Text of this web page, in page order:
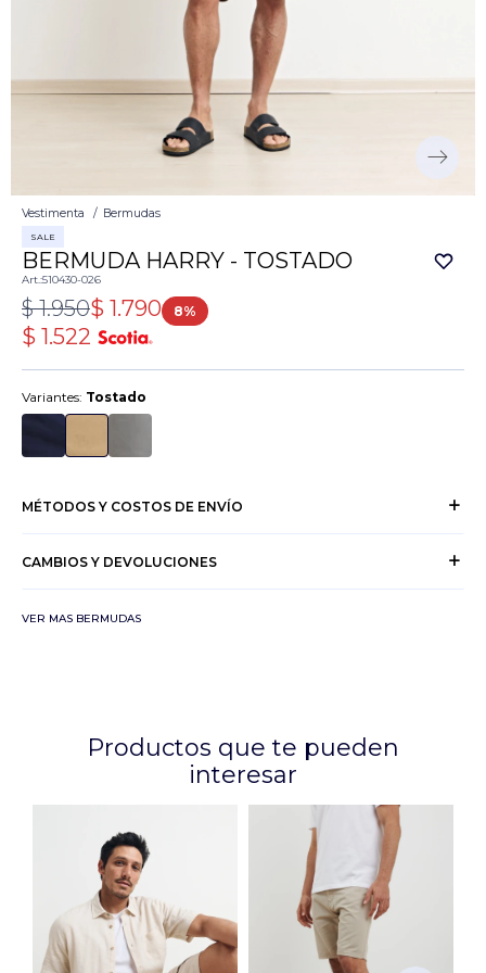
Vestimenta Bermudas
SALE
BERMUDA HARRY - TOSTADO
510430-026
$ 1.790
$ 1.950 8
$ 1.522
Variantes: Tostado
MÉTODOS Y COSTOS DE ENVÍO
CAMBIOS Y DEVOLUCIONES
VER MAS BERMUDAS
Productos que te pueden
interesar